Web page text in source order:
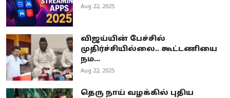
Aug 22, 2025
விஜய்யின் பேச்சில்
முதிர்ச்சியில்லை.. கூட்டணியை
நம...
Aug 22, 2025
தெரு நாய் வழக்கில் புதிய